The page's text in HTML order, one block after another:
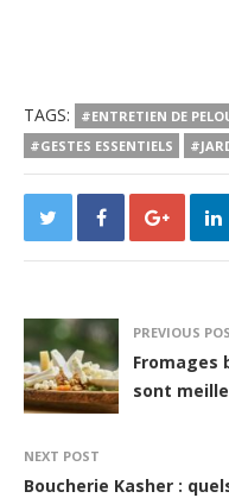
TAGS: #ENTRETIEN DE
#GESTES ESSENTIELS
PREVIOUS
Fromages
sont
NEXT POST
Boucherie Kasher :